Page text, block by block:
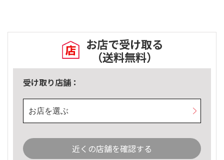
お店で受け取る
（送料無料）
受け取り店舗：
お店を選ぶ
近くの店舗を確認する